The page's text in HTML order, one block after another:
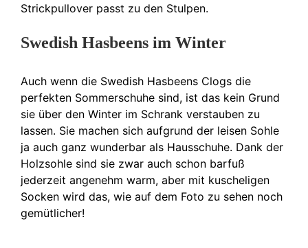
Strickpullover passt zu den Stulpen.
Swedish Hasbeens im Winter
Auch wenn die Swedish Hasbeens Clogs die
perfekten Sommerschuhe sind, ist das kein Grund
sie über den Winter im Schrank verstauben zu
lassen. Sie machen sich aufgrund der leisen Sohle
ja auch ganz wunderbar als Hausschuhe. Dank der
Holzsohle sind sie zwar auch schon barfuß
jederzeit angenehm warm, aber mit kuscheligen
Socken wird das, wie auf dem Foto zu sehen noch
gemütlicher!